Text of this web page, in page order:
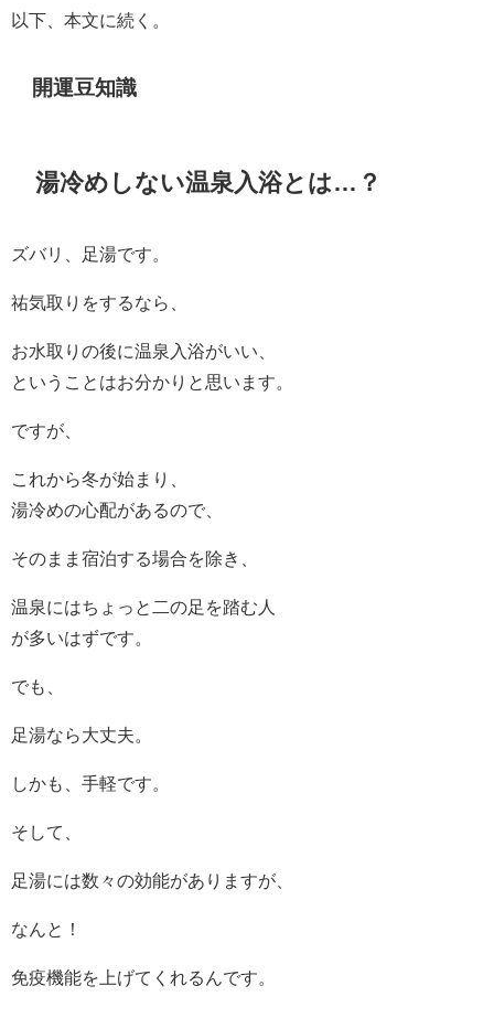
以下、本文に続く。
開運豆知識
湯冷めしない温泉入浴とは…？
ズバリ、足湯です。
祐気取りをするなら、
お水取りの後に温泉入浴がいい、
ということはお分かりと思います。
ですが、
これから冬が始まり、
湯冷めの心配があるので、
そのまま宿泊する場合を除き、
温泉にはちょっと二の足を踏む人
が多いはずです。
でも、
足湯なら大丈夫。
しかも、手軽です。
そして、
足湯には数々の効能がありますが、
なんと！
免疫機能を上げてくれるんです。